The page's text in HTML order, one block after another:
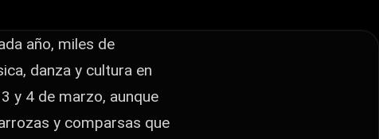
año, miles de
danza y cultura en
y 4 de marzo, aunque
y comparsas que